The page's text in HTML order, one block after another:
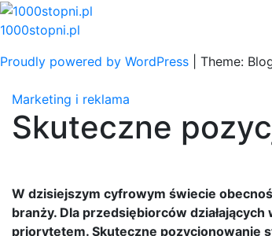
Skip
to
1000stopni.pl
Proudly powered by WordPress
Theme:
Marketing i reklama
Skuteczne
W dzisiejszym cyfrowym świecie
branży. Dla przedsiębiorców
priorytetem. Skuteczne pozycjonowanie